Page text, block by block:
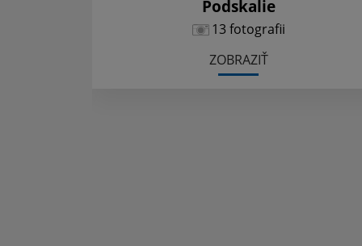
Podskalie
13 fotografii
ZOBRAZIŤ